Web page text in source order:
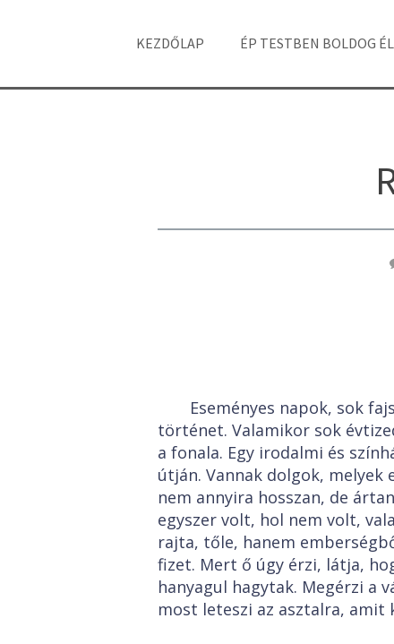
KEZDŐLAP ÉP TESTBEN BOLDOG
Eseményes napok, sok
történet. Valamikor sok
a fonala. Egy irodalmi és
útján. Vannak dolgok,
nem annyira hosszan, de
egyszer volt, hol nem volt,
rajta, tőle, hanem
fizet. Mert ő úgy érzi, látja,
hanyagul hagytak. Megérzi a
most leteszi az asztalra, amit